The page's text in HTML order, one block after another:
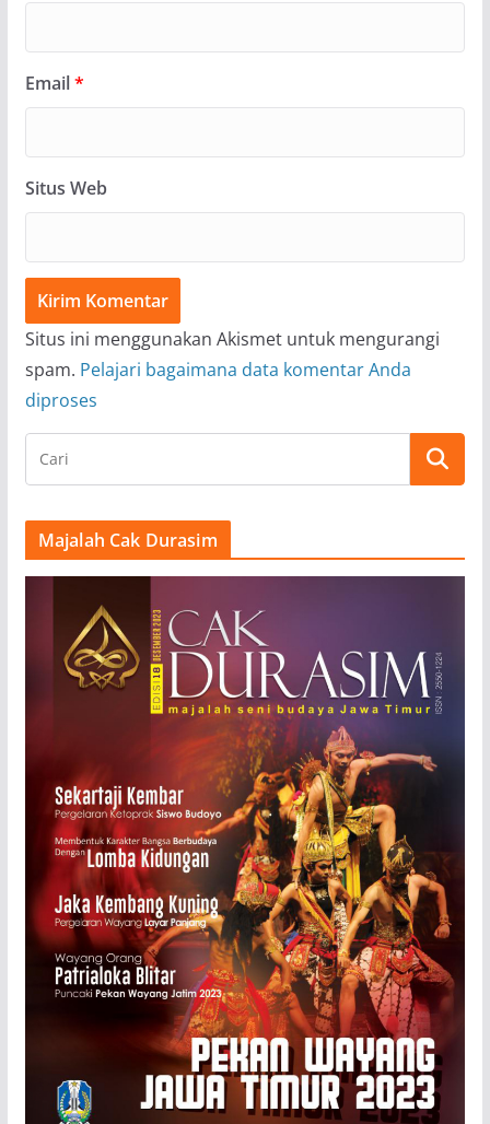
Email*
Situs Web
Situs ini menggunakan Akismet untuk mengurangi
spam. Pelajari bagaimana data komentar Anda
diproses
Majalah Cak Durasim